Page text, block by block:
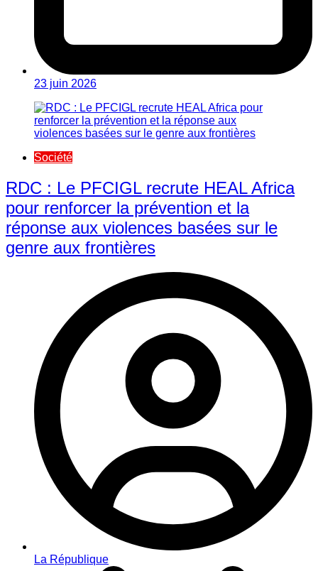
23 juin 2026
Société
RDC : Le PFCIGL recrute HEAL Africa
pour renforcer la prévention et la
réponse aux violences basées sur le
genre aux frontières
La République